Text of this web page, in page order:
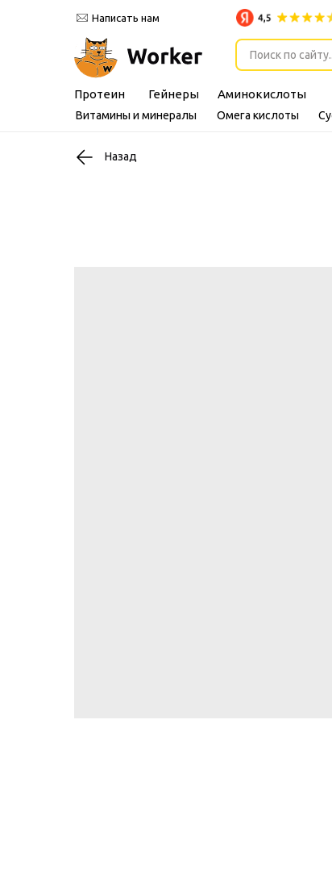
Протеин Гейнеры Аминокислоты
Витамины и минералы
Омега кислоты
Поиск по
Написать нам
Назад